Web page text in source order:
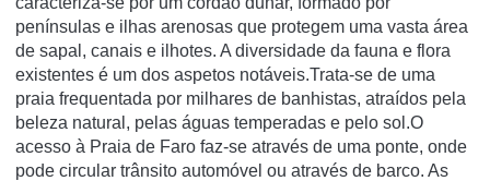
penínsulas e ilhas arenosas que protegem uma vasta área
de sapal, canais e ilhotes. A diversidade da fauna e flora
existentes é um dos aspetos notáveis.Trata-se de uma
praia frequentada por milhares de banhistas, atraídos pela
beleza natural, pelas águas temperadas e pelo sol.O
acesso à Praia de Faro faz-se através de uma ponte, onde
pode circular trânsito automóvel ou através de barco. As